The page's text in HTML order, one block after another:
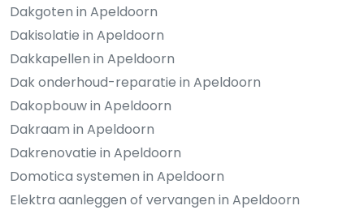
Dakgoten in Apeldoorn
Dakisolatie in Apeldoorn
Dakkapellen in Apeldoorn
Dak onderhoud-reparatie in Apeldoorn
Dakopbouw in Apeldoorn
Dakraam in Apeldoorn
Dakrenovatie in Apeldoorn
Domotica systemen in Apeldoorn
Elektra aanleggen of vervangen in Apeldoorn